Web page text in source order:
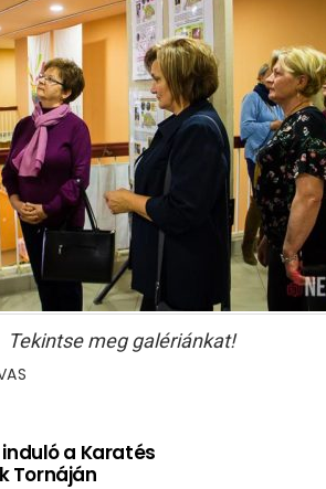
Tekintse meg galériánkat!
a Karatés
Tornáján